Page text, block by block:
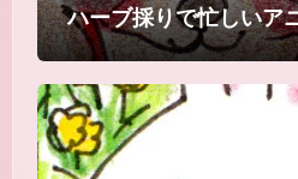
ハーブ採りで忙しいア